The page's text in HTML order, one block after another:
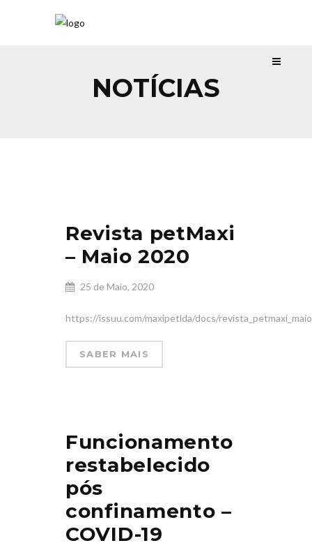
NOTÍCIAS
Revista petMaxi
– Maio 2020
25 de Maio, 2020
https://issuu.com/maxipetlda/docs/
SABER MAIS
Funcionamento
restabelecido
pós
confinamento –
COVID-19